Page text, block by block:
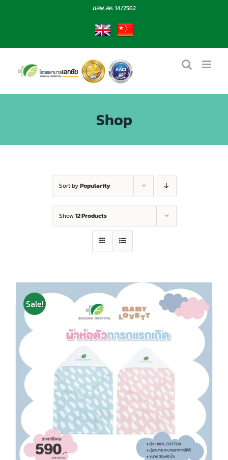
ฆสพ.สค. 14/2562
EN CN
Shop
Sort byPopularity
Show12 Products
Sale!